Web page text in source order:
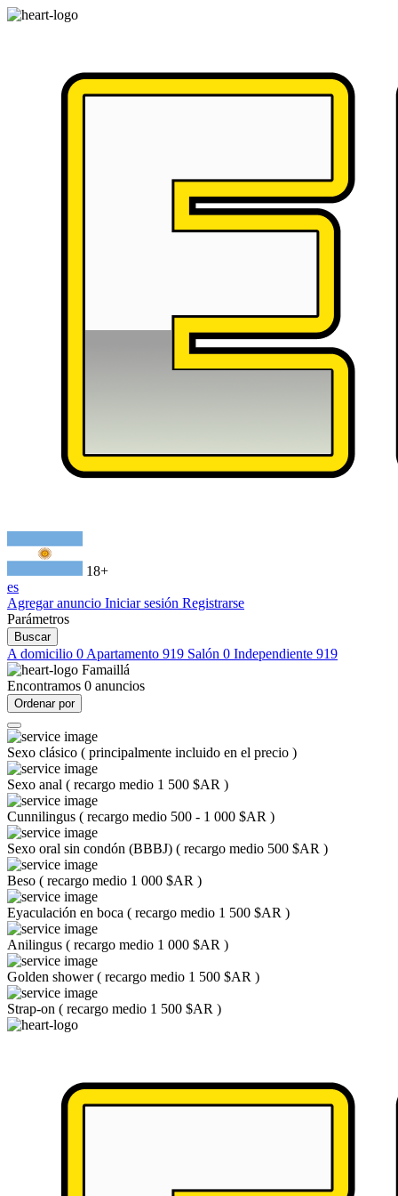
18+
es
Agregar anuncio Iniciar sesión Registrarse
Parámetros
Buscar
A domicilio 0 Apartamento 919 Salón 0 Independiente 919
Famaillá
Encontramos 0 anuncios
Ordenar por
Sexo clásico ( principalmente incluido en el precio )
Sexo anal ( recargo medio 1 500 $AR )
Cunnilingus ( recargo medio 500 - 1 000 $AR )
Sexo oral sin condón (BBBJ) ( recargo medio 500 $AR )
Beso ( recargo medio 1 000 $AR )
Eyaculación en boca ( recargo medio 1 500 $AR )
Anilingus ( recargo medio 1 000 $AR )
Golden shower( recargo medio 1 500 $AR )
Strap-on ( recargo medio 1 500 $AR )